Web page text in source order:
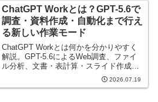
ChatGPT Workとは？GPT-5.6で
調査・資料作成・自動化まで行え
る新しい作業モード
ChatGPT Workとは何かを分かりやすく
解説。GPT-5.6によるWeb調査、ファイ
ル分析、文書・表計算・スライド作成、
外部サービス連携、自動化機能、対応プ
ラン、Codexとの違い、SEOでの活用手
2026.07.19